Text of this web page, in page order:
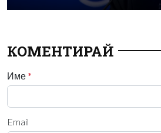
КОМЕНТИРАЙ
Име *
Email